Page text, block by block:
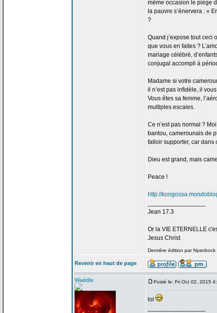
même occasion le piège
la pauvre s’énervera : «
?
Quand j’expose tout ceci
que vous en faites ?
mariage célébré,
conjugal accompli à
Madame si votre
il n’est pas infidèle, il
Vous êtes sa femme, l’a
multiples escales.
Ce n’est pas normal ?
bantou, camerounais de
falloir supporter, car
Dieu est grand, mais
Peace !
http://
Jean 17.3
Or la VIE ETERNELLE
Jesus Christ
Dernière édition par
Revenir en haut de page
Waddle Posté le: Fri Oct 02, 2015
lol